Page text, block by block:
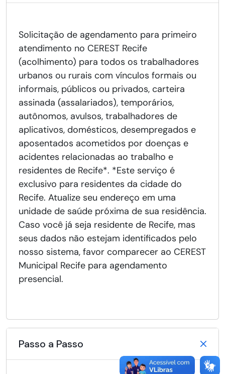
Solicitação de agendamento para primeiro
atendimento no CEREST Recife
(acolhimento) para todos os trabalhadores
urbanos ou rurais com vínculos formais ou
informais, públicos ou privados, carteira
assinada (assalariados), temporários,
autônomos, avulsos, trabalhadores de
aplicativos, domésticos, desempregados e
aposentados acometidos por doenças e
acidentes relacionadas ao trabalho e
residentes de Recife*. *Este serviço é
exclusivo para residentes da cidade do
Recife. Atualize seu endereço em uma
unidade de saúde próxima de sua residência.
Caso você já seja residente de Recife, mas
seus dados não estejam identificados pelo
nosso sistema, favor comparecer ao CEREST
Municipal Recife para agendamento
presencial.
Passo a Passo